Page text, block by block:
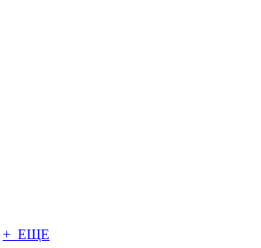
+ ЕЩЕ